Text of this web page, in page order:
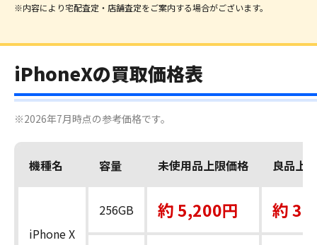
※内容により宅配査定・店舗査定をご案内する場合がございます。
iPhoneXの買取価格表
※2026年7月時点の参考価格です。
機種名 容量 未使用品上限価格 良品上
iPhone X
256GB 約 5,200円 約